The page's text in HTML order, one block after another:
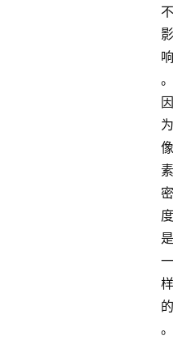
不
影
响
。
因
为
像
素
密
度
是
一
样
的
。